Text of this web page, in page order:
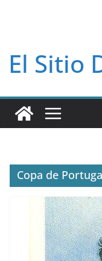
El Sitio
Copa de